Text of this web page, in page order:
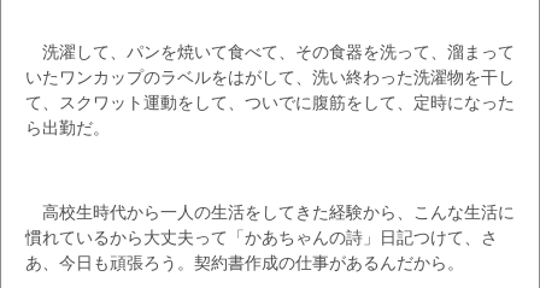
洗濯して、パンを焼いて食べて、その食器を洗って、溜まって
いたワンカップのラベルをはがして、洗い終わった洗濯物を干し
て、スクワット運動をして、ついでに腹筋をして、定時になった
ら出勤だ。
高校生時代から一人の生活をしてきた経験から、こんな生活に
慣れているから大丈夫って「かあちゃんの詩」日記つけて、さ
あ、今日も頑張ろう。契約書作成の仕事があるんだから。